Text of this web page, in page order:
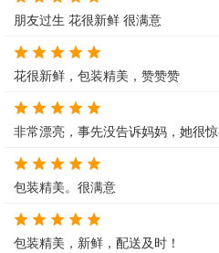
朋友过生 花很新鲜 很满意
花很新鲜，包装精美，赞赞赞
非常漂亮，事先没告诉妈妈，她很
包装精美。很满意
包装精美，新鲜，配送及时！